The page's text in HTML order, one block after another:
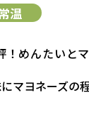
温
めんたいと
マヨネーズの